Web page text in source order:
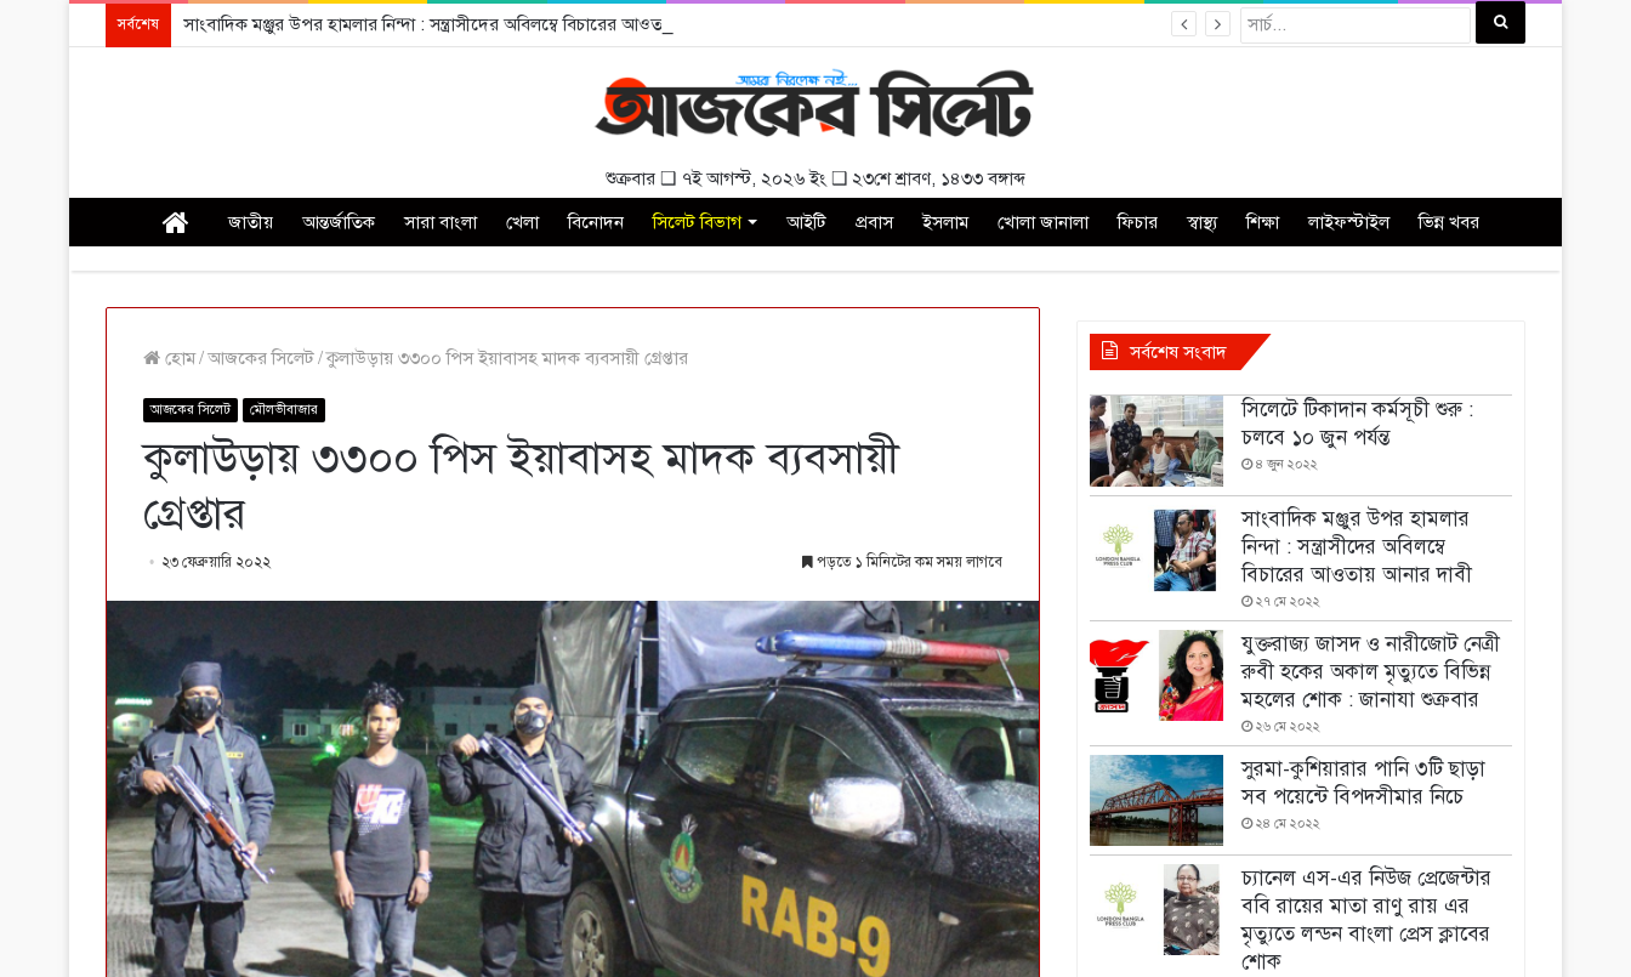
সর্বশেষ সাংবাদিক মঞ্জুর উপর হামলার নিন্দা : সন্ত্রাসীদের অবিলম্বে বিচারের আওতায় আনার দাবী
শুক্রবার ❑ ৭ই আগস্ট, ২০২৬ ইং ❑ ২৩শে শ্রাবণ, ১৪৩৩ বঙ্গাব্দ
জাতীয় আন্তর্জাতিক সারা বাংলা খেলা বিনোদন সিলেট বিভাগ আইটি প্রবাস ইসলাম খোলা জানালা ফিচার স্বাস্থ্য শিক্ষা লাইফস্টাইল ভিন্ন খবর
হোম/আজকের সিলেট/কুলাউড়ায় ৩৩০০ পিস ইয়াবাসহ মাদক ব্যবসায়ী গ্রেপ্তার
আজকের সিলেট মৌলভীবাজার
কুলাউড়ায় ৩৩০০ পিস ইয়াবাসহ মাদক ব্যবসায়ী
গ্রেপ্তার
২৩ ফেব্রুয়ারি ২০২২ পড়তে ১ মিনিটের কম সময় লাগবে
সর্বশেষ সংবাদ
সিলেটে টিকাদান কর্মসূচী শুরু :
চলবে ১০ জুন পর্যন্ত
৪ জুন ২০২২
সাংবাদিক মঞ্জুর উপর হামলার
নিন্দা : সন্ত্রাসীদের অবিলম্বে
বিচারের আওতায় আনার দাবী
২৭ মে ২০২২
যুক্তরাজ্য জাসদ ও নারীজোট নেত্রী
রুবী হকের অকাল মৃত্যুতে বিভিন্ন
মহলের শোক : জানাযা শুক্রবার
২৬ মে ২০২২
সুরমা-কুশিয়ারার পানি ৩টি ছাড়া
সব পয়েন্টে বিপদসীমার নিচে
২৪ মে ২০২২
চ্যানেল এস-এর নিউজ প্রেজেন্টার
ববি রায়ের মাতা রাণু রায় এর
মৃত্যুতে লন্ডন বাংলা প্রেস ক্লাবের
শোক